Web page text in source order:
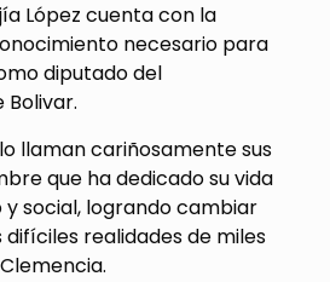
López cuenta con la
necesario para
diputado del
llaman cariñosamente sus
que ha dedicado su vida
social, logrando cambiar
realidades de miles